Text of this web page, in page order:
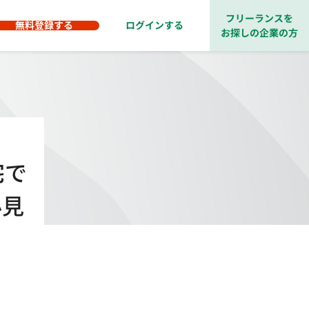
無料登録する ログインする
フリーランスを
お探しの企業の方